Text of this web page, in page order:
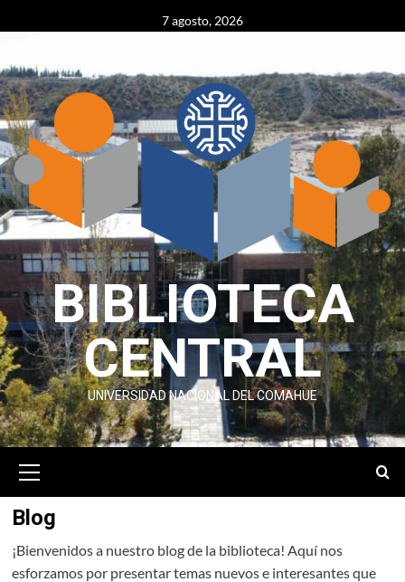
to
7 agosto, 2026
BIBLIOTECA
CENTRAL
UNIVERSIDAD NACIONAL DEL COMAHUE
Menu
Blog
¡Bienvenidos a nuestro blog de la biblioteca! Aquí nos
esforzamos por presentar temas nuevos e interesantes que